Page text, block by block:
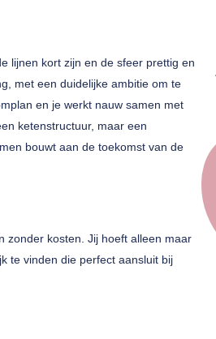
lijnen kort zijn en de sfeer prettig en
met een duidelijke ambitie om te
en je werkt nauw samen met
ketenstructuur, maar een
bouwt aan de toekomst van de
zonder kosten. Jij hoeft alleen maar
te vinden die perfect aansluit bij